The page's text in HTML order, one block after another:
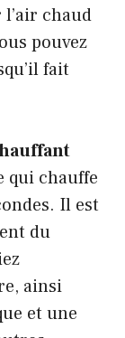
chaud
pouvez
fait
chauffe
Il est
du
ainsi
et une